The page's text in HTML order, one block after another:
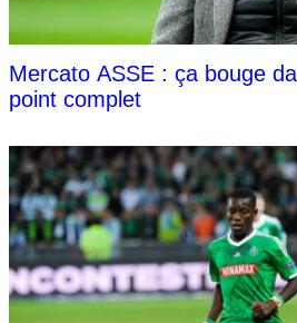
Mercato ASSE : ça bouge
point complet